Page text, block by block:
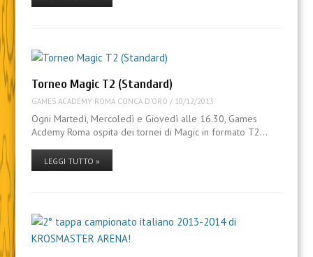
Torneo Magic T2 (Standard)
GAMES ACADEMY ROMA CONCA D'ORO / 10/12/2013
Ogni Martedì, Mercoledì e Giovedì alle 16.30, Games
Acdemy Roma ospita dei tornei di Magic in formato T2…
LEGGI TUTTO »